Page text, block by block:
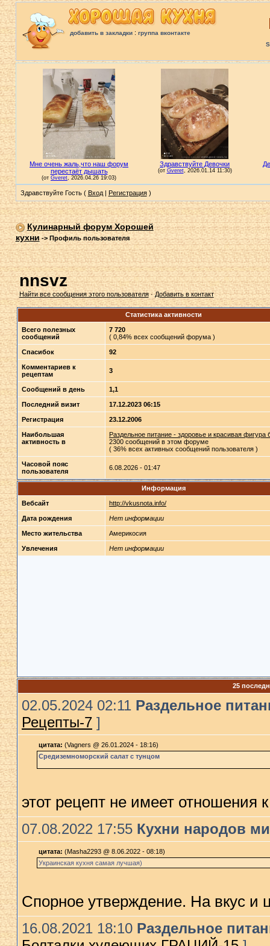
добавить в закладки: группа вконтакте
Здравствуйте Гость ( Вход| Регистрация)
Кулинарный форум Хорошей
кухни->Профиль пользователя
nnsvz
Найти все сообщения этого пользователя·Добавить в контакт
Статистика активности
Всего полезных
сообщений
7 720
( 0,84% всех сообщений форума )
Спасибок 92
Комментариев к
рецептам
3
Сообщений в день 1,1
Последний визит 17.12.2023 06:15
Регистрация 23.12.2006
Наибольшая
активность в
Раздельное питание - здоровье и красивая фигура
2300 сообщений в этом форуме
( 36% всех активных сообщений пользователя )
Часовой пояс
пользователя
6.08.2026 - 01:47
Информация
Вебсайт http://vkusnota.info/
Дата рождения Нет информации
Место жительства Америкосия
Увлечения Нет информации
25
02.05.2024 02:11 Раздельное
Рецепты-7]
цитата: (Vagners @ 26.01.2024 - 18:16)
Средиземноморский салат с тунцом
этот рецепт не имеет отношения
07.08.2022 17:55 Кухни народов
цитата: (Masha2293 @ 8.06.2022 - 08:18)
Украинская кухня самая лучшая)
Спорное утверждение. На вкус и
16.08.2021 18:10 Раздельное